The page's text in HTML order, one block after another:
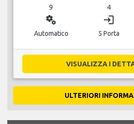
9 4
miscellaneous_services
Automatico
login
5 Porta
VISUALIZZA I
ULTERIORI